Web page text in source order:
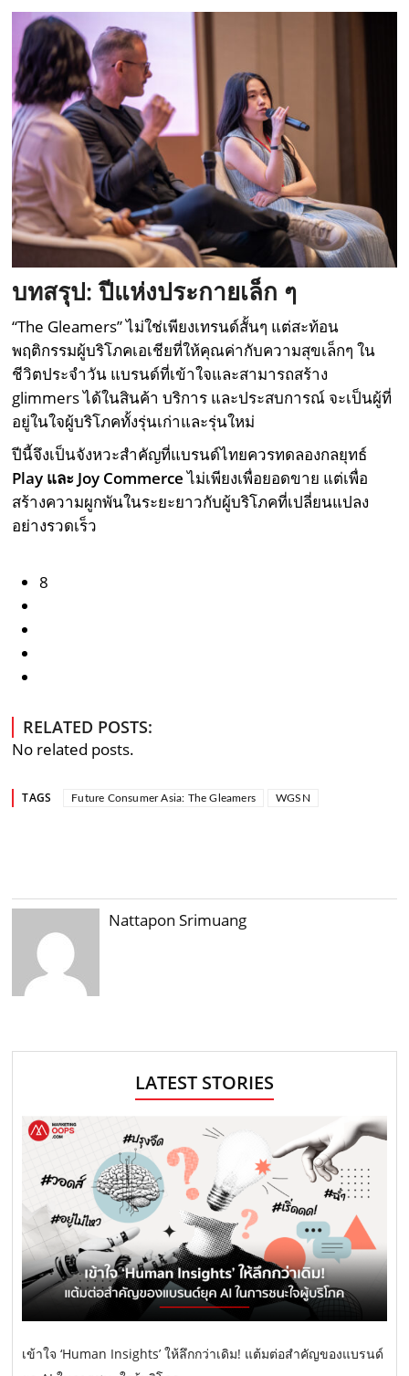
บทสรุป: ปีแห่งประกายเล็ก ๆ
“The Gleamers” ไม่ใช่เพียงเทรนด์สั้นๆ แต่สะท้อน
พฤติกรรมผู้บริโภคเอเชียที่ให้คุณค่ากับความสุขเล็กๆ ใน
ชีวิตประจำวัน แบรนด์ที่เข้าใจและสามารถสร้าง
glimmers ได้ในสินค้า บริการ และประสบการณ์ จะเป็นผู้ที่
อยู่ในใจผู้บริโภคทั้งรุ่นเก่าและรุ่นใหม่
ปีนี้จึงเป็นจังหวะสำคัญที่แบรนด์ไทยควรทดลองกลยุทธ์
Play และ Joy Commerceไม่เพียงเพื่อยอดขาย แต่เพื่อ
สร้างความผูกพันในระยะยาวกับผู้บริโภคที่เปลี่ยนแปลง
อย่างรวดเร็ว
8
RELATED POSTS:
No related posts.
TAGS Future Consumer Asia: The Gleamers WGSN
Nattapon Srimuang
LATEST STORIES
เข้าใจ ‘Human Insights’ ให้ลึกกว่าเดิม! แต้มต่อสำคัญของแบรนด์